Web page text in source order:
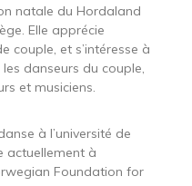
natale du Hordaland
Elle apprécie
couple, et s’intéresse à
danseurs du couple,
et musiciens.
à l’université de
actuellement à
Foundation for